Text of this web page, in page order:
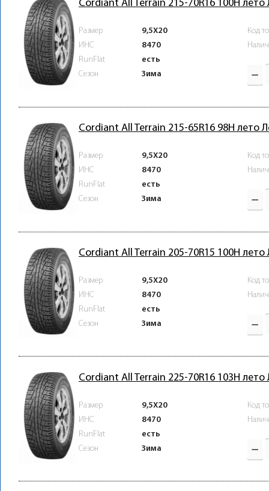
Cordiant All Terrain 215-70R16 100H лето
Размер
9,5X20
ИНС
8470
RunFlat
есть
Сезон
Зима
Код
Cordiant All Terrain 215-65R16 98H лето
Размер
9,5X20
ИНС
8470
RunFlat
есть
Сезон
Зима
Код
Cordiant All Terrain 205-70R15 100H лето
Размер
9,5X20
ИНС
8470
RunFlat
есть
Сезон
Зима
Код
Cordiant All Terrain 225-70R16 103H лето
Размер
9,5X20
ИНС
8470
RunFlat
есть
Сезон
Зима
Код